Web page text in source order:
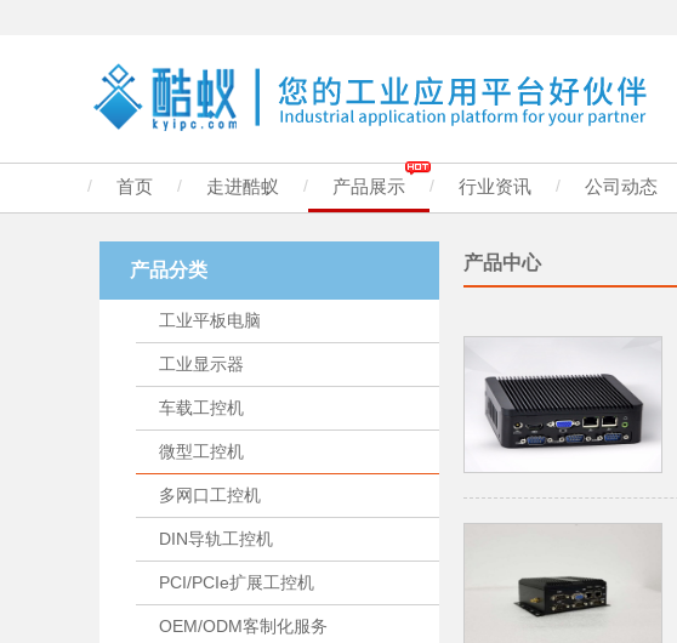
/ 首页 / 走进酷蚁 / 产品展示 / 行业资讯 / 公司动态
产品分类
工业平板电脑
工业显示器
车载工控机
微型工控机
多网口工控机
DIN导轨工控机
PCI/PCIe扩展工控机
OEM/ODM客制化服务
产品中心